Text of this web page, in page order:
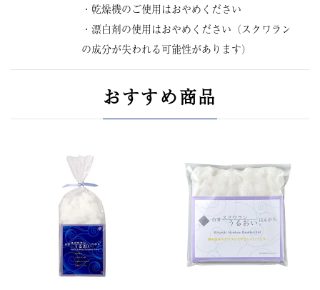
・乾燥機のご使用はおやめください
・漂白剤の使用はおやめください（スクワラン
の成分が失われる可能性があります）
おすすめ商品